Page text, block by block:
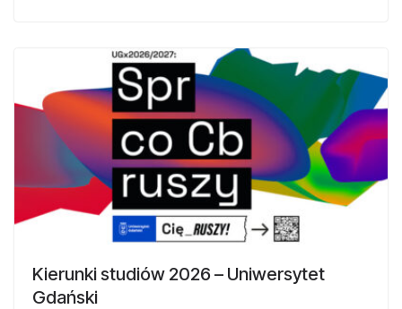
Kierunki studiów 2026 – Uniwersytet
Gdański